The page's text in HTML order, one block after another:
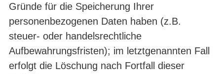
Gründe für die Speicherung Ihrer
personenbezogenen Daten haben (z.B.
steuer- oder handelsrechtliche
Aufbewahrungsfristen); im letztgenannten Fall
erfolgt die Löschung nach Fortfall dieser